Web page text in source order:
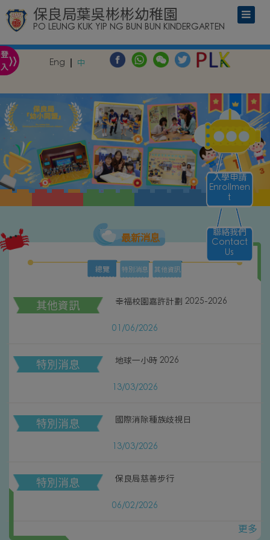
保良局葉吳彬彬幼稚園
PO LEUNG KUK YIP NG BUN BUN KINDERGARTEN
登
入» Eng 中
入學申請
Enrollmen
t
聯絡我們
Contact
Us
最新消息
總覽 特別消息 其他資訊
其他資訊 幸福校園嘉許計劃 2025-2026
01/06/2026
特別消息 地球一小時 2026
13/03/2026
特別消息 國際消除種族歧視日
13/03/2026
特別消息 保良局慈善步行
06/02/2026
更多